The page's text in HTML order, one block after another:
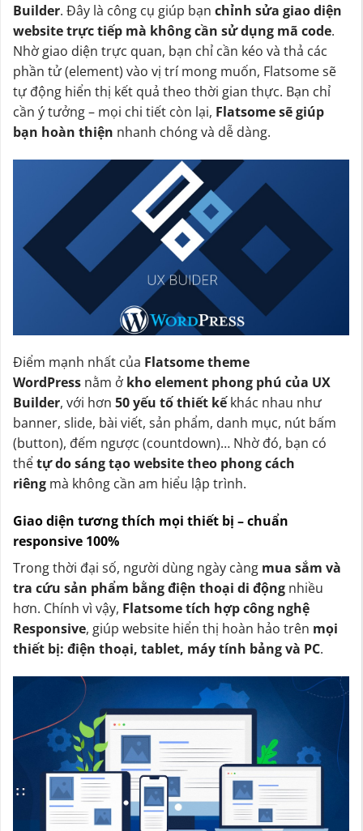
Builder. Đây là công cụ giúp bạn chỉnh sửa giao diện
website trực tiếp mà không cần sử dụng mã code.
Nhờ giao diện trực quan, bạn chỉ cần kéo và thả các
phần tử (element) vào vị trí mong muốn, Flatsome sẽ
tự động hiển thị kết quả theo thời gian thực. Bạn chỉ
cần ý tưởng – mọi chi tiết còn lại, Flatsome sẽ giúp
bạn hoàn thiện nhanh chóng và dễ dàng.
Điểm mạnh nhất của Flatsome theme
WordPress nằm ở kho element phong phú của UX
Builder, với hơn 50 yếu tố thiết kếkhác nhau như
banner, slide, bài viết, sản phẩm, danh mục, nút bấm
(button), đếm ngược (countdown)… Nhờ đó, bạn có
thểtự do sáng tạo website theo phong cách
riêng mà không cần am hiểu lập trình.
Giao diện tương thích mọi thiết bị – chuẩn
responsive 100%
Trong thời đại số, người dùng ngày càng mua sắm và
tra cứu sản phẩm bằng điện thoại di động nhiều
hơn. Chính vì vậy, Flatsome tích hợp công nghệ
Responsive, giúp website hiển thị hoàn hảo trên mọi
thiết bị: điện thoại, tablet, máy tính bảng và PC.